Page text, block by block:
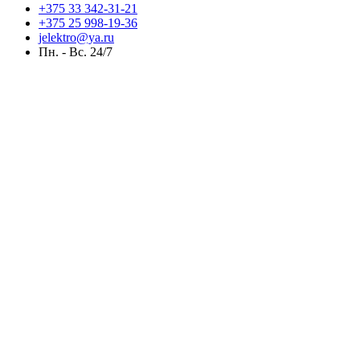
+375 33 342-31-21
+375 25 998-19-36
jelektro@ya.ru
Пн. - Вс. 24/7